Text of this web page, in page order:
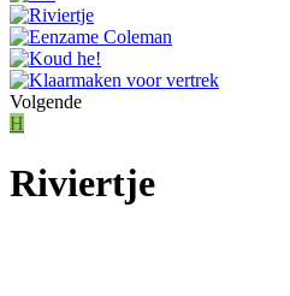
Volgende
H
Riviertje